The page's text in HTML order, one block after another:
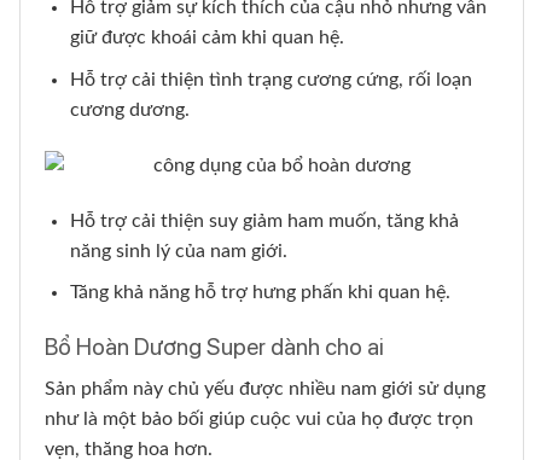
Hỗ trợ giảm sự kích thích của cậu nhỏ nhưng vẫn
giữ được khoái cảm khi quan hệ.
Hỗ trợ cải thiện tình trạng cương cứng, rối loạn
cương dương.
Hỗ trợ cải thiện suy giảm ham muốn, tăng khả
năng sinh lý của nam giới.
Tăng khả năng hỗ trợ hưng phấn khi quan hệ.
Bổ Hoàn Dương Super dành cho ai
Sản phẩm này chủ yếu được nhiều nam giới sử dụng
như là một bảo bối giúp cuộc vui của họ được trọn
vẹn, thăng hoa hơn.